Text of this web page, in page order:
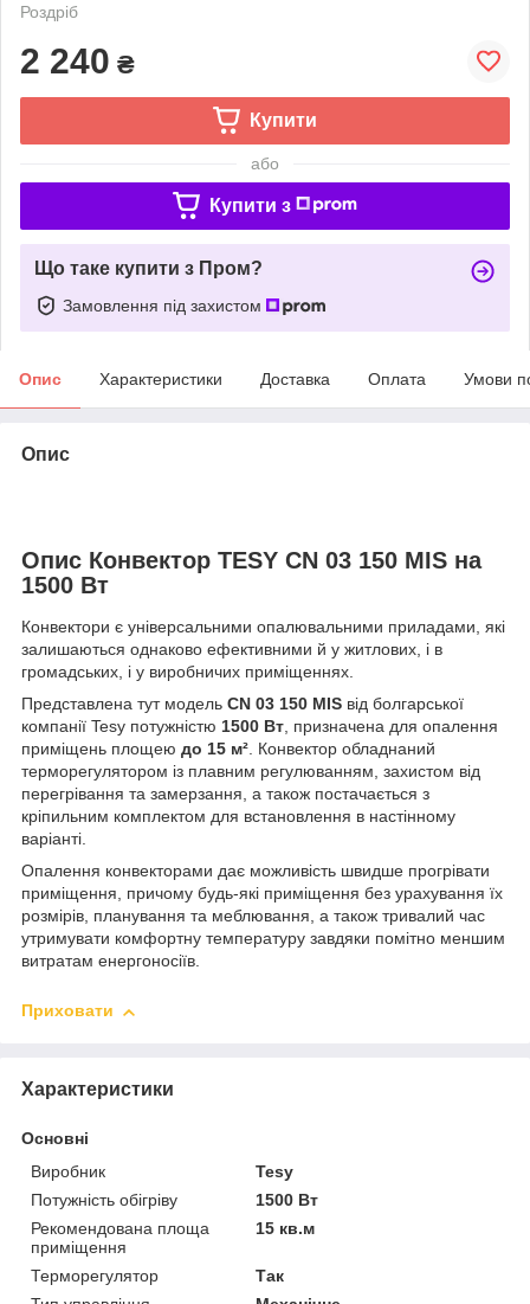
Роздріб
2 240 ₴
Купити
або
Купити з
Що таке купити з Пром?
Замовлення під захистом
Опис Характеристики Доставка Оплата Умови
Опис
Опис Конвектор TESY CN 03 150 MIS на
1500 Вт
Конвектори є універсальними опалювальними приладами, які
залишаються однаково ефективними й у житлових, і в
громадських, і у виробничих приміщеннях.
Представлена тут модель CN 03 150 MIS від болгарської
компанії Tesy потужністю 1500 Вт, призначена для опалення
приміщень площею до 15 м². Конвектор обладнаний
терморегулятором із плавним регулюванням, захистом від
перегрівання та замерзання, а також постачається з
кріпильним комплектом для встановлення в настінному
варіанті.
Опалення конвекторами дає можливість швидше прогрівати
приміщення, причому будь-які приміщення без урахування їх
розмірів, планування та меблювання, а також тривалий час
утримувати комфортну температуру завдяки помітно меншим
витратам енергоносіїв.
Приховати
Характеристики
Основні
Виробник
Tesy
Потужність обігріву
1500 Вт
Рекомендована площа
приміщення
15 кв.м
Терморегулятор
Так